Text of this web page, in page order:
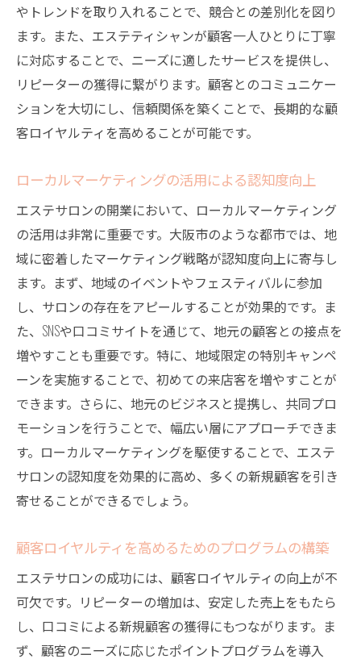
やトレンドを取り入れることで、競合との差別化を図り
ます。また、エステティシャンが顧客一人ひとりに丁寧
に対応することで、ニーズに適したサービスを提供し、
リピーターの獲得に繋がります。顧客とのコミュニケー
ションを大切にし、信頼関係を築くことで、長期的な顧
客ロイヤルティを高めることが可能です。
ローカルマーケティングの活用による認知度向上
エステサロンの開業において、ローカルマーケティング
の活用は非常に重要です。大阪市のような都市では、地
域に密着したマーケティング戦略が認知度向上に寄与し
ます。まず、地域のイベントやフェスティバルに参加
し、サロンの存在をアピールすることが効果的です。ま
た、SNSや口コミサイトを通じて、地元の顧客との接点を
増やすことも重要です。特に、地域限定の特別キャンペ
ーンを実施することで、初めての来店客を増やすことが
できます。さらに、地元のビジネスと提携し、共同プロ
モーションを行うことで、幅広い層にアプローチできま
す。ローカルマーケティングを駆使することで、エステ
サロンの認知度を効果的に高め、多くの新規顧客を引き
寄せることができるでしょう。
顧客ロイヤルティを高めるためのプログラムの構築
エステサロンの成功には、顧客ロイヤルティの向上が不
可欠です。リピーターの増加は、安定した売上をもたら
し、口コミによる新規顧客の獲得にもつながります。ま
ず、顧客のニーズに応じたポイントプログラムを導入